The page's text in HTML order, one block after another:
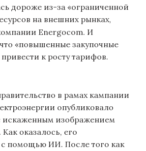
дороже из-за «ограниченной
на внешних рынках,
Energocom. И
«повышенные закупочные
к росту тарифов.
в рамах кампании
опубликовало
изображением
оказалось, его
с помощью ИИ. После того как